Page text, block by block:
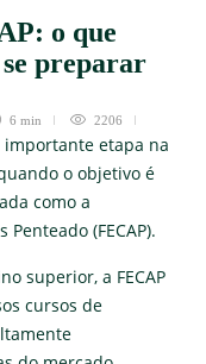
o que
preparar
6 min 2206
importante etapa na
o objetivo é
como a
(FECAP).
superior, a FECAP
cursos de